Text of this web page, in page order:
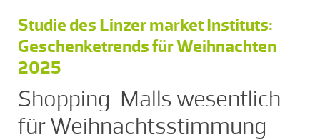
Studie des Linzer market Instituts:
Geschenketrends für Weihnachten
2025
Shopping-Malls wesentlich
für Weihnachtsstimmung